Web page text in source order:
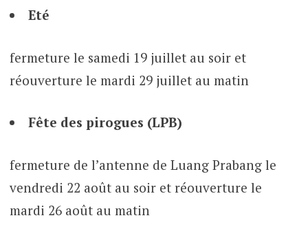
Eté
fermeture le samedi 19 juillet au soir et
réouverture le mardi 29 juillet au matin
Fête des pirogues (LPB)
fermeture de l’antenne de Luang Prabang le
vendredi 22 août au soir et réouverture le
mardi 26 août au matin